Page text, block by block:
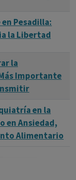
Pesadilla:
la Libertad
la
Importante
en la
en Ansiedad,
Alimentario